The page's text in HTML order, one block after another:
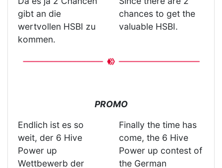
gibt an die
wertvollen HSBI zu
kommen.
chances to get the
valuable HSBI.
PROMO
Endlich ist es so
weit, der 6 Hive
Power up
Wettbewerb der
Finally the time has
come, the 6 Hive
Power up contest of
the German